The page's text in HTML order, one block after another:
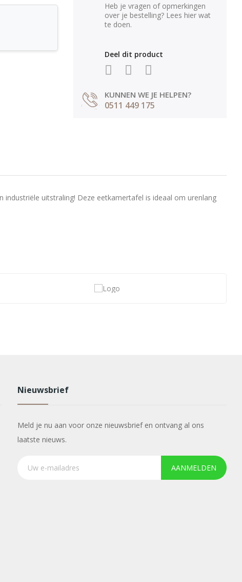
Heb je vragen of opmerkingen
over je bestelling? Lees hier wat
te doen.
Deel dit product
KUNNEN WE JE HELPEN?
0511 449 175
uitstraling! Deze eetkamertafel is ideaal om urenlang
Nieuwsbrief
Meld je nu aan voor onze nieuwsbrief en ontvang al ons
laatste nieuws.
AANMELDEN